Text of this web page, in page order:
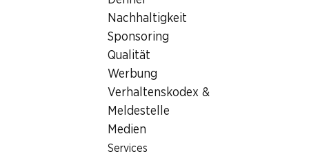
Nachhaltigkeit
Sponsoring
Qualität
Werbung
Verhaltenskodex &
Meldestelle
Medien
Services
1002921
Was andere Kunden kaufen